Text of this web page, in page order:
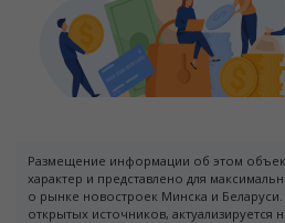
Размещение информации об этом
характер и представлено для
о рынке новостроек Минска и
открытых источников, актуализируется